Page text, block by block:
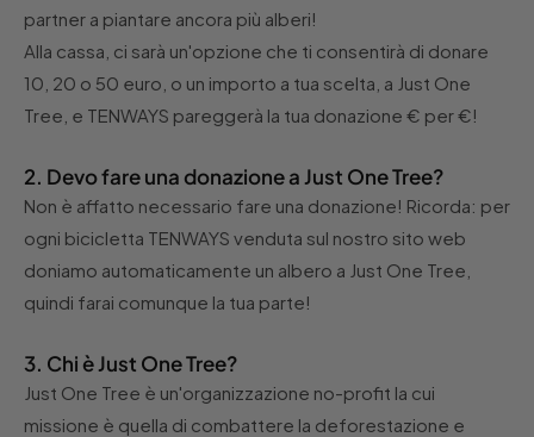
partner a piantare ancora più alberi!
Alla cassa, ci sarà un'opzione che ti consentirà di donare
10, 20 o 50 euro, o un importo a tua scelta, a Just One
Tree, e TENWAYS pareggerà la tua donazione € per €!
2. Devo fare una donazione a Just One Tree?
Non è affatto necessario fare una donazione! Ricorda: per
ogni bicicletta TENWAYS venduta sul nostro sito web
doniamo automaticamente un albero a Just One Tree,
quindi farai comunque la tua parte!
3. Chi è Just One Tree?
Just One Tree è un'organizzazione no-profit la cui
missione è quella di combattere la deforestazione e